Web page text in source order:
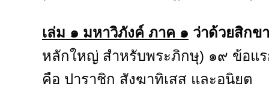
เล่ม ๑ มหาวิภังค์ ภาค ๑ ว่าด้วยสิกข
หลักใหญ่ สำหรับพระภิกษุ) ๑๙ ข้อแ
คือ ปาราชิก สังฆาทิเสส และอนิยต